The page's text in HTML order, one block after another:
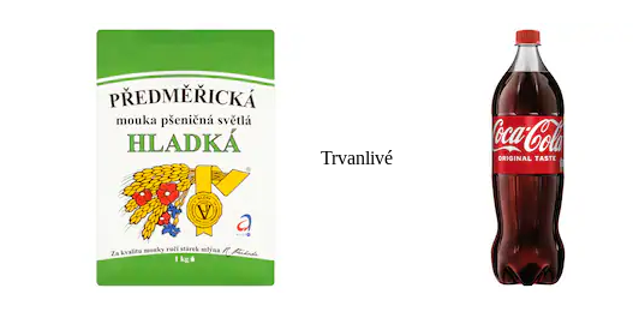
Trvanlivé